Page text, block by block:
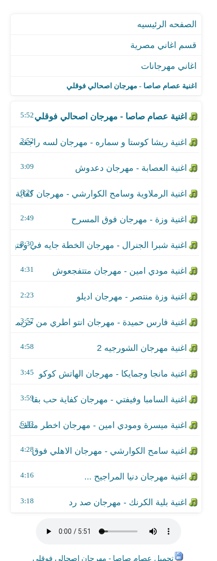
اغنية عصام صاصا - مهرجان اصحالي فوقلي
اغنية عصام صاصا - مهرجان اصحالي فوقلي
5:52
اغنية ريشا كوستا و سماره - مهرجان لسه راجعه
3:52
اغنية العصابة - مهرجان دعدوش
3:09
6:21
2:49
3:30
اغنية مودي امين - مهرجان متتفجعوش
4:31
اغنية وزة منتصر - مهرجان اديلو
2:23
اغنية فارس حميدة - مهرجان انتو اطري من حريمكم
3:57
4:58
3:45
3:59
اغنية ميسرة ومودي امين - مهرجان اخطر متلف
6:13
اغنية سامح الكوارشي - مهرجان الاهلي فوق
4:28
اغنية مهرجان دنيا المراجيح ...
4:16
3:18
تحميل عصام صاصا - مهرجان اصحالي فوقلي